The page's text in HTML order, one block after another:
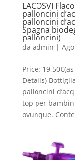
LACOSVI
palloncini
palloncini
Spagna
palloncini)
da admin |
Price:
Details)
palloncini
top per
ovunque.